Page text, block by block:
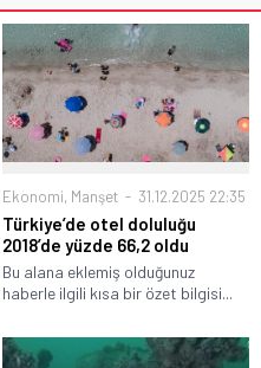
Ekonomi, Manşet 31.12.2025 22:35
Türkiye’de otel doluluğu
2018’de yüzde 66,2 oldu
Bu alana eklemiş olduğunuz
haberle ilgili kısa bir özet bilgisi...